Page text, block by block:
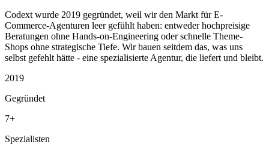
Codext wurde 2019 gegründet, weil wir den Markt für E-
Commerce-Agenturen leer gefühlt haben: entweder hochpreisige
Beratungen ohne Hands-on-Engineering oder schnelle Theme-
Shops ohne strategische Tiefe. Wir bauen seitdem das, was uns
selbst gefehlt hätte - eine spezialisierte Agentur, die liefert und bleibt.
2019
Gegründet
7+
Spezialisten